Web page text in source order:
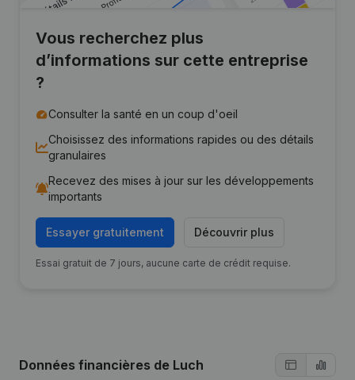
Vous recherchez plus
d’informations sur cette entreprise
?
Consulter la santé en un coup d'oeil
Choisissez des informations rapides ou des détails
granulaires
Recevez des mises à jour sur les développements
importants
Essayer gratuitement Découvrir plus
Essai gratuit de 7 jours, aucune carte de crédit requise.
Données financières de Luch